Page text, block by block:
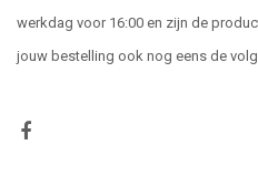
werkdag voor 16:00 en zijn de
jouw bestelling ook nog eens de